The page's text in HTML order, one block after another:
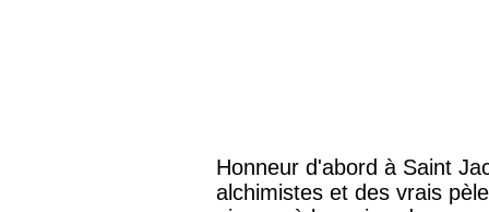
Honneur d'abord à Saint
alchimistes et des vrais